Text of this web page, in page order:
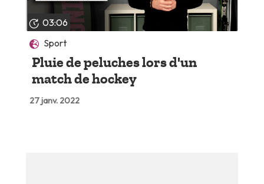
03:06
Sport
Pluie de peluches lors d'un
match de hockey
27 janv. 2022